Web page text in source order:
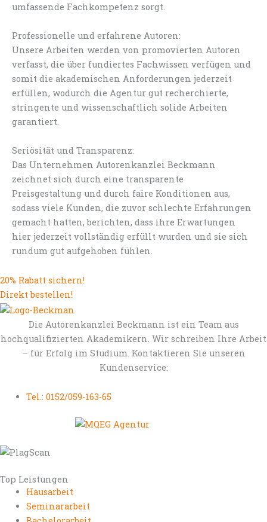
umfassende Fachkompetenz sorgt.
Professionelle und erfahrene Autoren:
Unsere Arbeiten werden von promovierten Autoren
verfasst, die über fundiertes Fachwissen verfügen und
somit die akademischen Anforderungen jederzeit
erfüllen, wodurch die Agentur gut recherchierte,
stringente und wissenschaftlich solide Arbeiten
garantiert.
Seriösität und Transparenz:
Das Unternehmen Autorenkanzlei Beckmann
zeichnet sich durch eine transparente
Preisgestaltung und durch faire Konditionen aus,
sodass viele Kunden, die zuvor schlechte Erfahrungen
gemacht hatten, berichten, dass ihre Erwartungen
hier jederzeit vollständig erfüllt wurden und sie sich
rundum gut aufgehoben fühlen.
20% Rabatt sichern!
Direkt bestellen!
Die Autorenkanzlei Beckmann ist ein Team aus
hochqualifizierten Akademikern. Wir schreiben Ihre Arbeit
– für Erfolg im Studium. Kontaktieren Sie unseren
Kundenservice:
Tel.: 0152/059-163-65
Top Leistungen
Hausarbeit
Seminararbeit